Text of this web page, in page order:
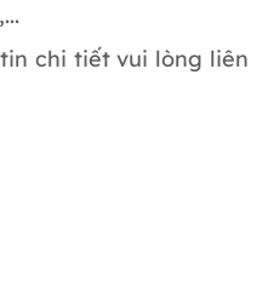
chi tiết vui lòng liên